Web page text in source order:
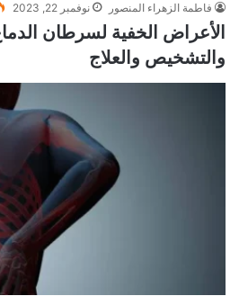
فاطمة الزهراء المنصور نوفمبر 22, 2023
الأعراض الخفية لسرطان
والتشخيص والعلاج